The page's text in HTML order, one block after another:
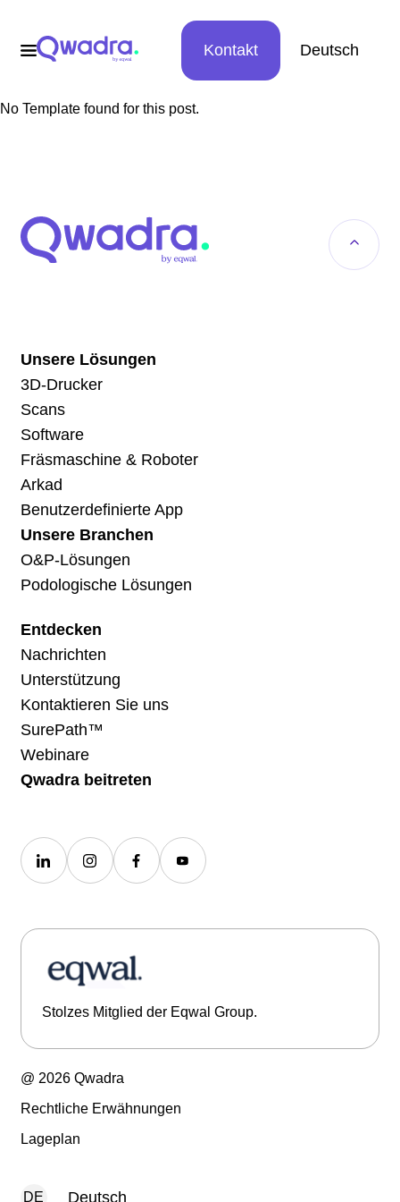
Kontakt Deutsch
No Template found for this post.
Unsere Lösungen
3D-Drucker
Scans
Software
Fräsmaschine & Roboter
Arkad
Benutzerdefinierte App
Unsere Branchen
O&P-Lösungen
Podologische Lösungen
Entdecken
Nachrichten
Unterstützung
Kontaktieren Sie uns
SurePath™
Webinare
Qwadra beitreten
Stolzes Mitglied der Eqwal Group.
@ 2026 Qwadra
Rechtliche Erwähnungen
Lageplan
DE Deutsch